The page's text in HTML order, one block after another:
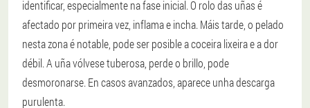
identificar, especialmente na fase inicial. O rolo das uñas é
afectado por primeira vez, inflama e incha. Máis tarde, o pelado
nesta zona é notable, pode ser posible a coceira lixeira e a dor
débil. A uña vólvese tuberosa, perde o brillo, pode
desmoronarse. En casos avanzados, aparece unha descarga
purulenta.